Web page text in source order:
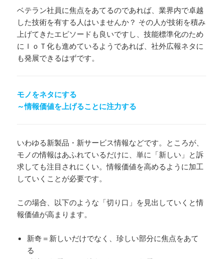
ベテラン社員に焦点をあてるのであれば、業界内で卓越
した技術を有する人はいませんか？ その人が技術を積み
上げてきたエピソードも良いですし、技能標準化のため
にＩｏＴ化も進めているようであれば、社外広報ネタに
も発展できるはずです。
モノをネタにする
～情報価値を上げることに注力する
いわゆる新製品・新サービス情報などです。ところが、
モノの情報はあふれているだけに、単に「新しい」と訴
求しても注目されにくい。情報価値を高めるように加工
していくことが必要です。
この場合、以下のような「切り口」を見出していくと情
報価値が高まります。
新奇＝新しいだけでなく、珍しい部分に焦点をあて
る